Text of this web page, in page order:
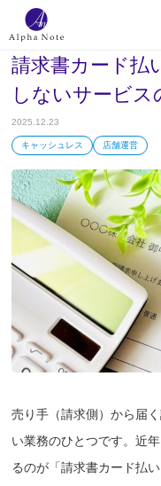
請求書カード払
しないサービス
2025.12.23
キャッシュレス 店舗運営
売り手（請求側）から届
い業務のひとつです。近
るのが「請求書カード払